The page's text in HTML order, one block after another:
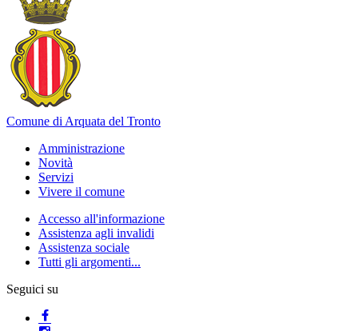
Comune di Arquata del Tronto
Amministrazione
Novità
Servizi
Vivere il comune
Accesso all'informazione
Assistenza agli invalidi
Assistenza sociale
Tutti gli argomenti...
Seguici su